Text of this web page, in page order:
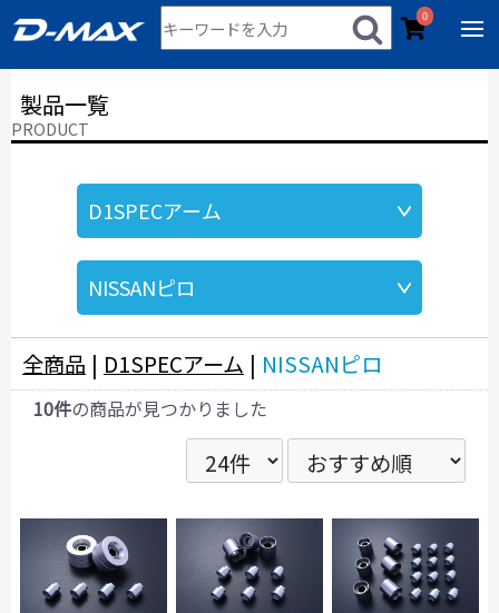
0
製品一覧
PRODUCT
全商品 | D1SPECアーム | NISSANピロ
10件の商品が見つかりました